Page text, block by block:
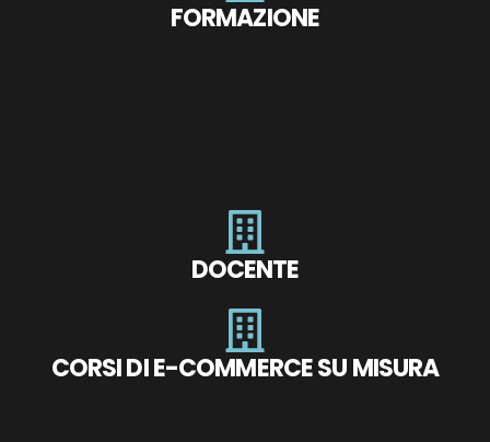
FORMAZIONE
DOCENTE
CORSI DI E-COMMERCE SU MISURA